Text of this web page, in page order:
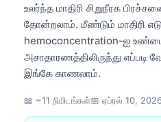
உலர்ந்த மாதிரி சிறுநீரக
தோன்றலாம். மீண்டும் மாதிரி
hemoconcentration-ஐ
அசாதாரணத்திலிருந்து எப்படி
இங்கே காணலாம்.
📖 ~11 நிமிடங்கள்📅 ஏப்ரல் 10,